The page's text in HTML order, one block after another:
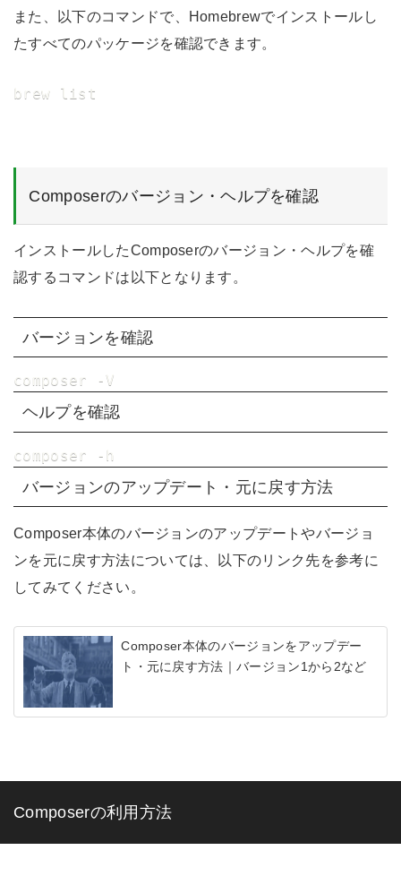
また、以下のコマンドで、Homebrewでインストールし
たすべてのパッケージを確認できます。
brew list
Composerのバージョン・ヘルプを確認
インストールしたComposerのバージョン・ヘルプを確
認するコマンドは以下となります。
バージョンを確認
composer -V
ヘルプを確認
composer -h
バージョンのアップデート・元に戻す方法
Composer本体のバージョンのアップデートやバージョ
ンを元に戻す方法については、以下のリンク先を参考に
してみてください。
Composer本体のバージョンをアップデー
ト・元に戻す方法｜バージョン1から2など
Composerの利用方法